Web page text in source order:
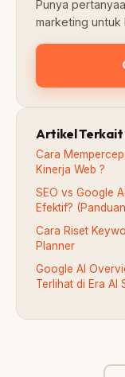
Punya
marketing untuk
Artikel Terkait
Cara
Kinerja Web ?
SEO vs Google
Efektif?
Cara Riset
Planner
Google AI
Terlihat di Era AI